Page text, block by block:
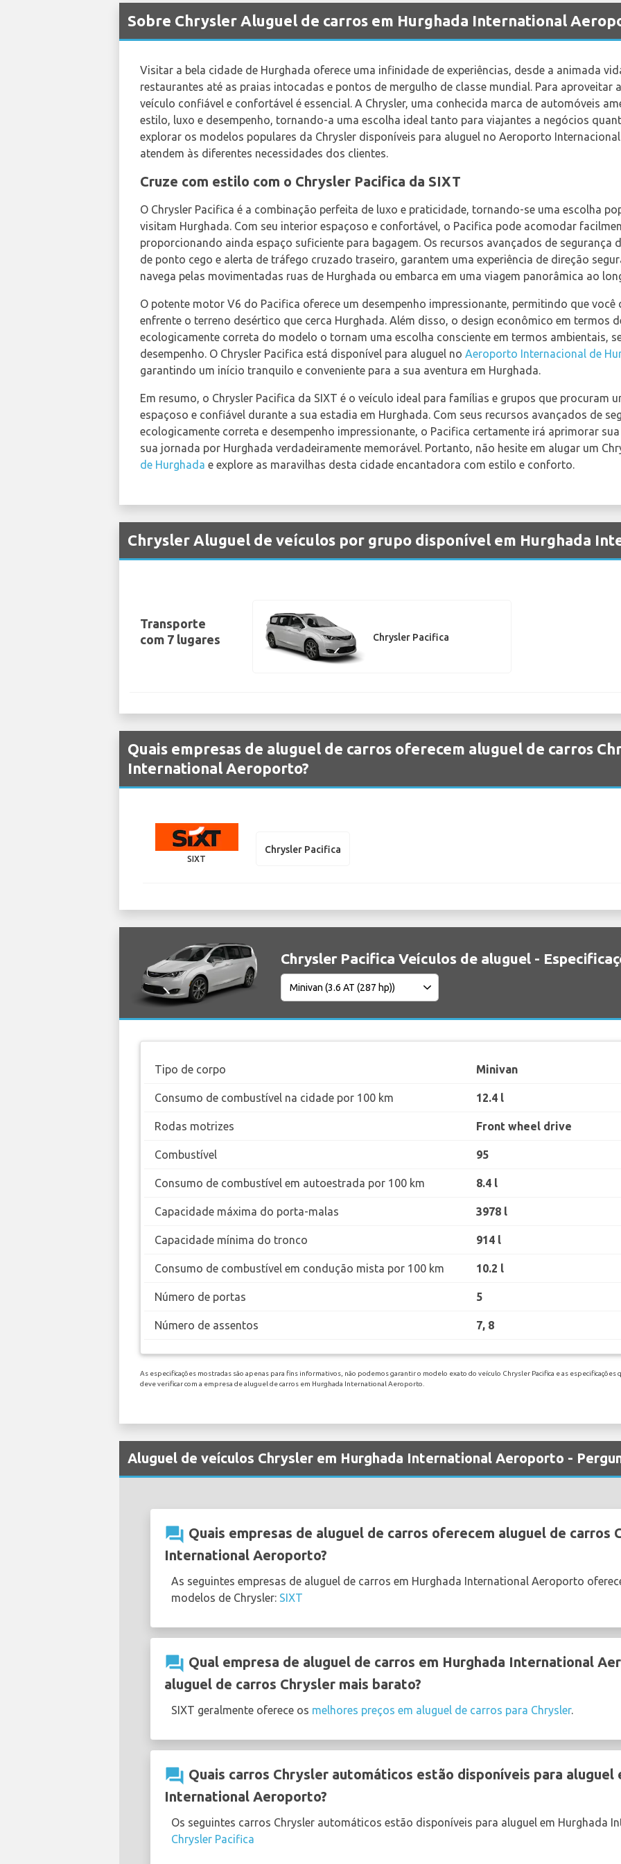
Sobre Chrysler Aluguel de carros em Hurghada International
Visitar a bela cidade de Hurghada oferece uma infinidade de experiências, desde a animada
restaurantes até as praias intocadas e pontos de mergulho de classe mundial. Para aproveitar
veículo confiável e confortável é essencial. A Chrysler, uma conhecida marca de automóveis
estilo, luxo e desempenho, tornando-a uma escolha ideal tanto para viajantes a negócios
explorar os modelos populares da Chrysler disponíveis para aluguel no Aeroporto
atendem às diferentes necessidades dos clientes.
Cruze com estilo com o Chrysler Pacifica da SIXT
O Chrysler Pacifica é a combinação perfeita de luxo e praticidade, tornando-se uma escolha
visitam Hurghada. Com seu interior espaçoso e confortável, o Pacifica pode acomodar
proporcionando ainda espaço suficiente para bagagem. Os recursos avançados de
de ponto cego e alerta de tráfego cruzado traseiro, garantem uma experiência de direção
navega pelas movimentadas ruas de Hurghada ou embarca em uma viagem panorâmica ao
O potente motor V6 do Pacifica oferece um desempenho impressionante, permitindo que você
enfrente o terreno desértico que cerca Hurghada. Além disso, o design econômico em termos
ecologicamente correta do modelo o tornam uma escolha consciente em termos ambientais,
desempenho. O Chrysler Pacifica está disponível para aluguel no Aeroporto Internacional de
garantindo um início tranquilo e conveniente para a sua aventura em Hurghada.
Em resumo, o Chrysler Pacifica da SIXT é o veículo ideal para famílias e grupos que procuram
espaçoso e confiável durante a sua estadia em Hurghada. Com seus recursos avançados de
ecologicamente correta e desempenho impressionante, o Pacifica certamente irá aprimorar
sua jornada por Hurghada verdadeiramente memorável. Portanto, não hesite em alugar um
de Hurghada e explore as maravilhas desta cidade encantadora com estilo e conforto.
Chrysler Aluguel de veículos por grupo disponível em Hurghada
Transporte
com 7 lugares
Chrysler Pacifica
Quais empresas de aluguel de carros oferecem aluguel de carros
International Aeroporto?
SIXT
Chrysler Pacifica
Chrysler Pacifica Veículos de aluguel -
Tipo de corpo Minivan
Consumo de combustível na cidade por 100 km 12.4 l
Rodas motrizes Front wheel drive
Combustível 95
Consumo de combustível em autoestrada por 100 km 8.4 l
Capacidade máxima do porta-malas 3978 l
Capacidade mínima do tronco 914 l
Consumo de combustível em condução mista por 100 km 10.2 l
Número de portas 5
Número de assentos 7, 8
As especificações mostradas são apenas para fins informativos, não podemos garantir o modelo exato do veículo Chrysler Pacifica e as especificações
deve verificar com a empresa de aluguel de carros em Hurghada International Aeroporto.
Aluguel de veículos Chrysler em Hurghada International Aeroporto -
question_answer Quais empresas de aluguel de carros oferecem aluguel de carros
International Aeroporto?
As seguintes empresas de aluguel de carros em Hurghada International Aeroporto
modelos de Chrysler: SIXT
question_answer Qual empresa de aluguel de carros em Hurghada International
aluguel de carros Chrysler mais barato?
SIXT geralmente oferece os melhores preços em aluguel de carros para Chrysler.
question_answer Quais carros Chrysler automáticos estão disponíveis para aluguel
International Aeroporto?
Os seguintes carros Chrysler automáticos estão disponíveis para aluguel em Hurghada
Chrysler Pacifica